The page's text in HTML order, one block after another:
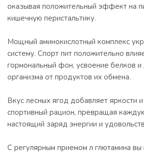
оказывая положительный эффект на
кишечную перистальтику.
Мощный аминокислотный комплекс
систему. Спорт пит положительно
гормональный фон, усвоение белков
организма от продуктов их обмена.
Вкус лесных ягод добавляет яркости
спортивный рацион, превращая
настоящий заряд энергии и
С регулярным приемом л глютамина вы